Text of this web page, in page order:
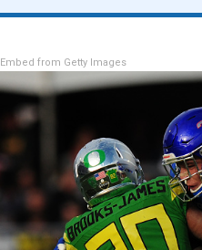
Embed from Getty Images